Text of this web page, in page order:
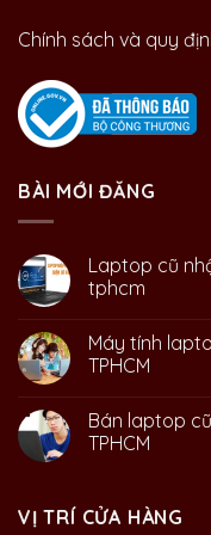
Chính sách và quy
BÀI MỚI ĐĂNG
Laptop cũ
tphcm
Máy tính
TPHCM
Bán laptop
TPHCM
VỊ TRÍ CỬA HÀNG